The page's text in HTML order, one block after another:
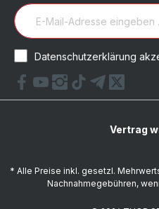
Datenschutzerklärung
Vertrag
* Alle Preise inkl. gesetzl.
Nachnahmegebühren,